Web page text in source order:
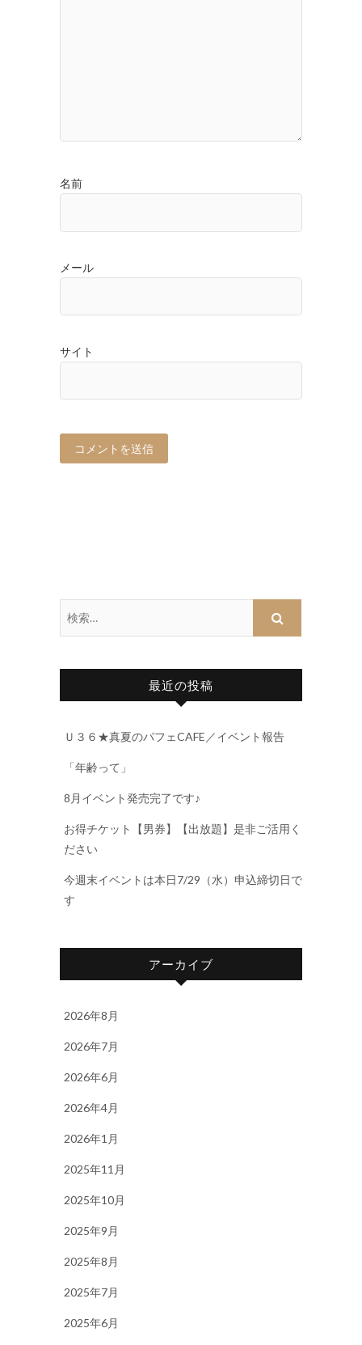
名前
メール
サイト
最近の投稿
Ｕ３６★真夏のパフェCAFE／イベント報告
「年齢って」
8月イベント発売完了です♪
お得チケット【男券】【出放題】是非ご活用く
ださい
今週末イベントは本日7/29（水）申込締切日で
す
アーカイブ
2026年8月
2026年7月
2026年6月
2026年4月
2026年1月
2025年11月
2025年10月
2025年9月
2025年8月
2025年7月
2025年6月